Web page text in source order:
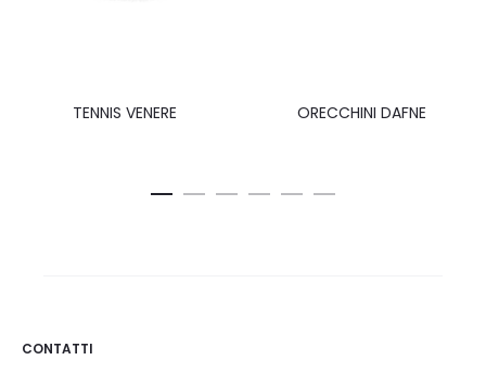
TENNIS VENERE ORECCHINI DAFNE
CONTATTI